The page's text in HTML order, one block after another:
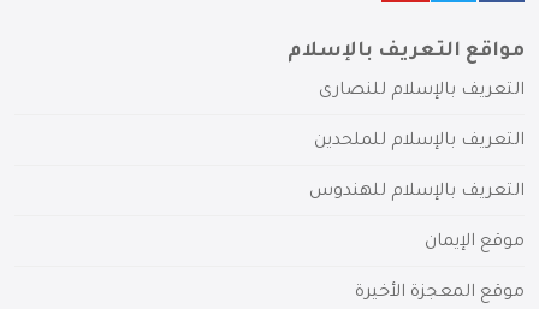
مواقع التعريف بالإسلام
التعريف بالإسلام للنصارى
التعريف بالإسلام للملحدين
التعريف بالإسلام للهندوس
موقع الإيمان
موقع المعجزة الأخيرة